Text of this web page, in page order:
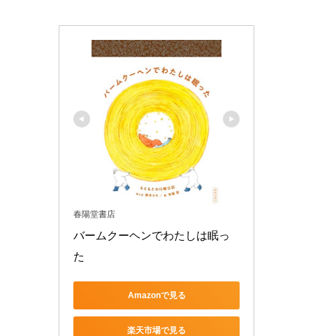
春陽堂書店
バームクーヘンでわたしは眠っ
た
Amazonで見る
楽天市場で見る